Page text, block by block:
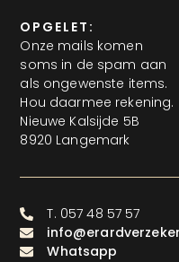
OPGELET:
Onze mails komen
soms in de spam aan
als ongewenste items.
Hou daarmee rekening.
Nieuwe Kalsijde 5B
8920 Langemark
T. 057 48 57 57
Whatsapp